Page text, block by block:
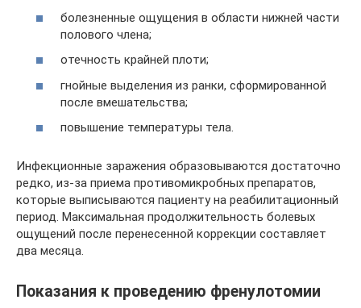
болезненные ощущения в области нижней части
полового члена;
отечность крайней плоти;
гнойные выделения из ранки, сформированной
после вмешательства;
повышение температуры тела.
Инфекционные заражения образовываются достаточно
редко, из-за приема противомикробных препаратов,
которые выписываются пациенту на реабилитационный
период. Максимальная продолжительность болевых
ощущений после перенесенной коррекции составляет
два месяца.
Показания к проведению френулотомии